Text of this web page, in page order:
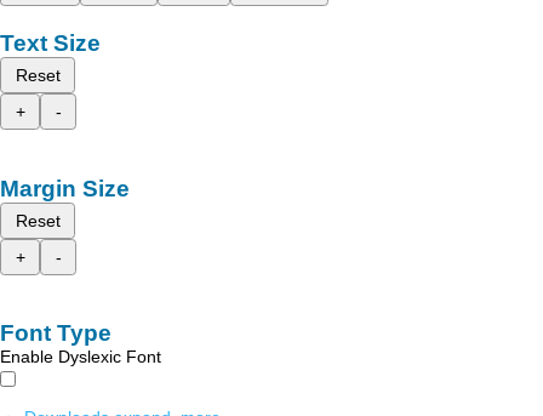
Text Size
Reset
+
-
Margin Size
Reset
+
-
Font Type
Enable Dyslexic Font